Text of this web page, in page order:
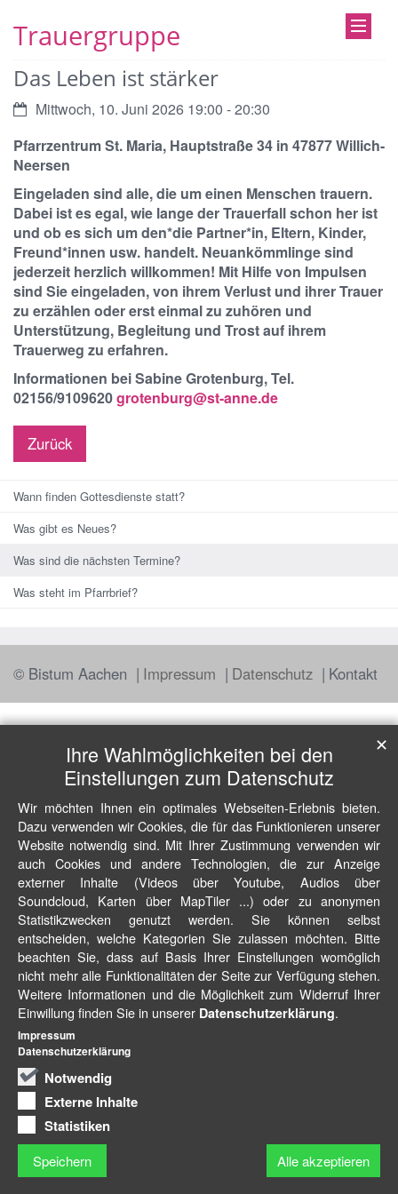
Trauergruppe
Das Leben ist stärker
Datum:Mittwoch, 10. Juni 2026 19:00 - 20:30
Pfarrzentrum St. Maria, Hauptstraße 34 in 47877 Willich-
Neersen
Eingeladen sind alle, die um einen Menschen trauern.
Dabei ist es egal, wie lange der Trauerfall schon her ist
und ob es sich um den*die Partner*in, Eltern, Kinder,
Freund*innen usw. handelt. Neuankömmlinge sind
jederzeit herzlich willkommen! Mit Hilfe von Impulsen
sind Sie eingeladen, von ihrem Verlust und ihrer Trauer
zu erzählen oder erst einmal zu zuhören und
Unterstützung, Begleitung und Trost auf ihrem
Trauerweg zu erfahren.
Informationen bei Sabine Grotenburg, Tel.
02156/9109620grotenburg@st-anne.de
Zurück
Wann finden Gottesdienste statt?
Was gibt es Neues?
Was sind die nächsten Termine?
Was steht im Pfarrbrief?
© Bistum Aachen Impressum Datenschutz Kontakt
Ihre Wahlmöglichkeiten bei den
Einstellungen zum Datenschutz
Wir möchten Ihnen ein optimales Webseiten-Erlebnis bieten.
Dazu verwenden wir Cookies, die für das Funktionieren unserer
Website notwendig sind. Mit Ihrer Zustimmung verwenden wir
auch Cookies und andere Technologien, die zur Anzeige
externer Inhalte (Videos über Youtube, Audios über
Soundcloud, Karten über MapTiler ...) oder zu anonymen
Statistikzwecken genutzt werden. Sie können selbst
entscheiden, welche Kategorien Sie zulassen möchten. Bitte
beachten Sie, dass auf Basis Ihrer Einstellungen womöglich
nicht mehr alle Funktionalitäten der Seite zur Verfügung stehen.
Weitere Informationen und die Möglichkeit zum Widerruf Ihrer
Einwillung finden Sie in unserer Datenschutzerklärung.
Notwendig
Externe Inhalte
Statistiken
Speichern Alle akzeptieren
✕
Impressum
Datenschutzerklärung